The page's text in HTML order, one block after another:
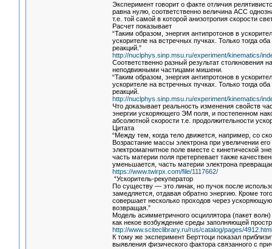
Эксперимент говорит о факте отличия
равна нулю, соответственно величина АСС
т.е. той самой в которой анизотропия скорости
Расчет показывает
“Таким образом, энергия антипротонов в
ускорителе на встречных пучках. Только тогда
реакций.”
http://nuclphys.sinp.msu.ru/experiment/kinematics/
Соответственно разный результат столкновения
неподвижными частицами мишени.
“Таким образом, энергия антипротонов в
ускорителе на встречных пучках. Только тогда
реакций.
http://nuclphys.sinp.msu.ru/experiment/kinematics/
Что доказывает реальность изменения свойств
энергии ускоряющего ЭМ поля, и постепенном
абсолютной скорости т.е. продолжительности
Цитата
“Между тем, когда тело движется, например, со
Возрастание массы электрона при увеличении
электромагнитное поле вместе с кинетической
часть материи поля претерпевает также
уменьшается, часть материи электрона
https://www.twirpx.com/file/1117662/
“Ускоритель-рекуператор
По существу — это линак, но пучок после
замедляется, отдавая обратно энергию. Кроме
совершает несколько проходов через
возвращая.”
Модель асимметричного осциллятора (пакет
как некое возбуждение среды заполняющей
http://www.sciteclibrary.ru/rus/catalog/pages/4912.html
К тому же эксперимент Берттоци показал
выявления физического фактора связанного с